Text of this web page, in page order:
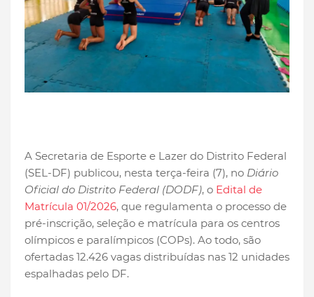
A Secretaria de Esporte e Lazer do Distrito Federal
(SEL-DF) publicou, nesta terça-feira (7), no Diário
Oficial do Distrito Federal (DODF), o Edital de
Matrícula 01/2026, que regulamenta o processo de
pré-inscrição, seleção e matrícula para os centros
olímpicos e paralímpicos (COPs). Ao todo, são
ofertadas 12.426 vagas distribuídas nas 12 unidades
espalhadas pelo DF.